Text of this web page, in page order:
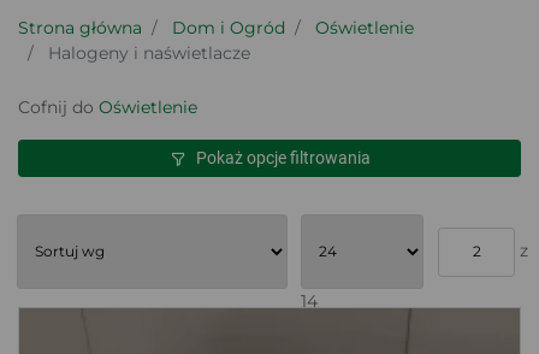
Strona główna
Dom i Ogród
Oświetlenie
Halogeny i naświetlacze
Cofnij do Oświetlenie
Pokaż opcje filtrowania
z
14